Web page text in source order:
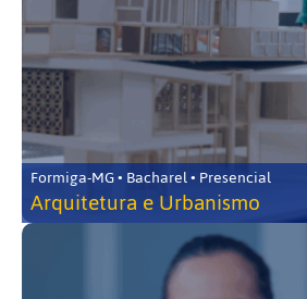
Formiga-MG • Bacharel • Presencial
Arquitetura e Urbanismo